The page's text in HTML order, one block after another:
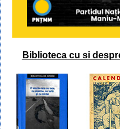
Biblioteca cu si